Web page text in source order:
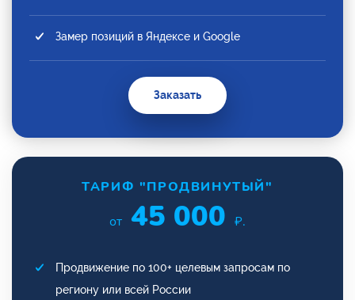
Замер позиций в Яндексе и Google
Заказать
ТАРИФ "ПРОДВИНУТЫЙ"
от 45 000 ₽.
Продвижение по 100+ целевым запросам по
региону или всей России